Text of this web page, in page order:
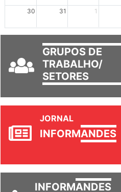
30 31 1
GRUPOS DE
TRABALHO/
SETORES
JORNAL
INFORMANDES
INFORMANDES